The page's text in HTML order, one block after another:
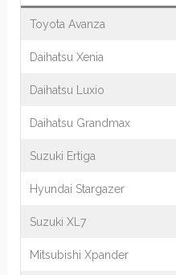
Toyota Avanza
Daihatsu Xenia
Daihatsu Luxio
Daihatsu Grandmax
Suzuki Ertiga
Hyundai Stargazer
Suzuki XL7
Mitsubishi Xpander